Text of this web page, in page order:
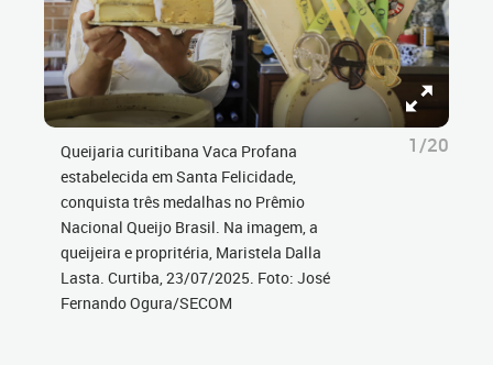
Queijaria curitibana Vaca Profana
estabelecida em Santa Felicidade,
conquista três medalhas no Prêmio
Nacional Queijo Brasil. Na imagem, a
queijeira e propritéria, Maristela Dalla
Lasta. Curtiba, 23/07/2025. Foto: José
Fernando Ogura/SECOM
1/20